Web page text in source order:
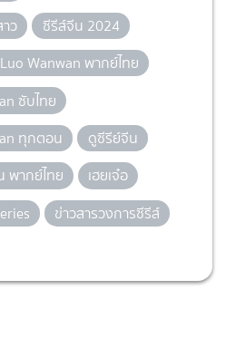
ว
ซีรีส์จีน 2024
Wanwan พากย์ไทย
ซับไทย
ทุกตอน
ดูซีรีย์จีน
พากย์ไทย
เฮยเจ๋อ
ข่าวสารวงการซีรีส์